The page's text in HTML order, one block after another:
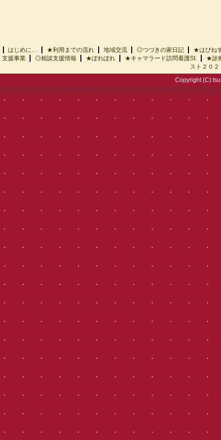
はじめに… ★利用までの流れ 地域交流 ◎つづきの家日記
★はぴ
支援事業
◎相談支援情報 ★ぽれぽれ ★キャマラード訪問看護St.
★診
スト２０２
Copyright (C)